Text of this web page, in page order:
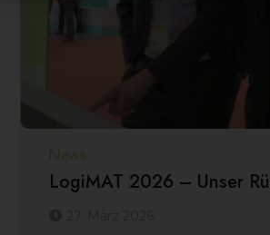
News
LogiMAT 2026 – Unser